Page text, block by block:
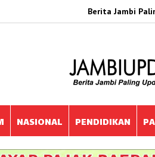
Berita Jambi
NASIONAL PENDIDIKAN